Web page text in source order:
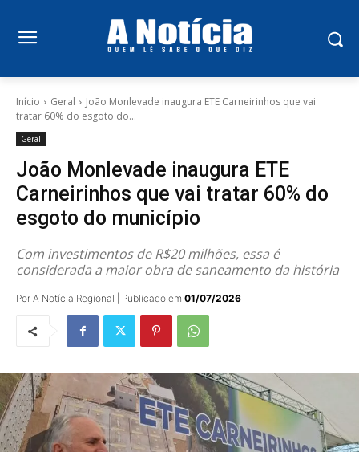
Início Geral
João Monlevade inaugura ETE Carneirinhos que vai
tratar 60% do esgoto do...
Geral
João Monlevade inaugura ETE
Carneirinhos que vai tratar 60% do
esgoto do município
Com investimentos de R$20 milhões, essa é
considerada a maior obra de saneamento da história
Por A Notícia Regional | Publicado em 01/07/2026